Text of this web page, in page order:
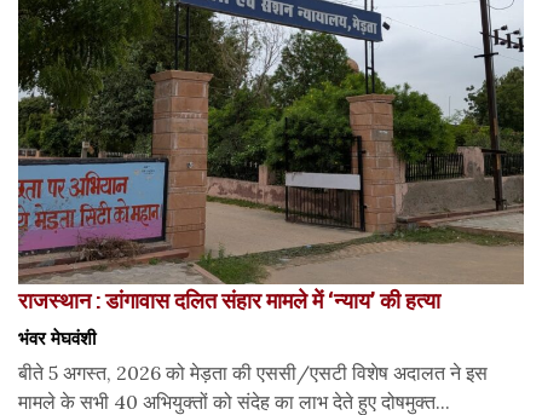
राजस्थान : डांगावास दलित संहार मामले में ‘न्याय’ की हत्या
भंवर मेघवंशी
बीते 5 अगस्त, 2026 को मेड़ता की एससी/एसटी विशेष अदालत ने इस
मामले के सभी 40 अभियुक्तों को संदेह का लाभ देते हुए दोषमुक्त...